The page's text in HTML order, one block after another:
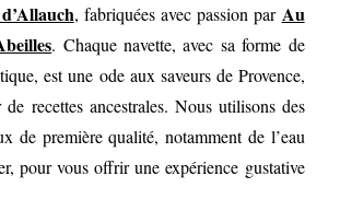
, fabriquées avec passion par Au
. Chaque navette, avec sa forme de
est une ode aux saveurs de Provence,
recettes ancestrales. Nous utilisons des
de première qualité, notamment de l’eau
pour vous offrir une expérience gustative